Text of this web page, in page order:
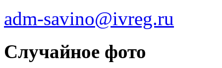
adm-savino@ivreg.ru
Случайное фото